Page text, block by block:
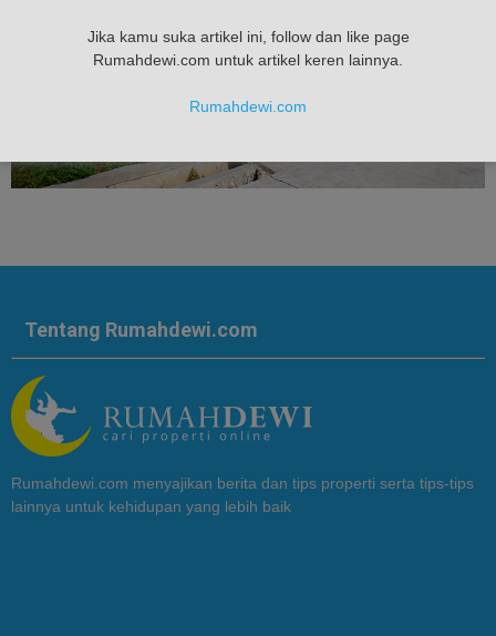
Tentang Rumahdewi.com
Rumahdewi.com menyajikan berita dan tips properti serta tips-tips
lainnya untuk kehidupan yang lebih baik
Jika kamu suka artikel ini, follow dan like page
Rumahdewi.com untuk artikel keren lainnya.
Rumahdewi.com